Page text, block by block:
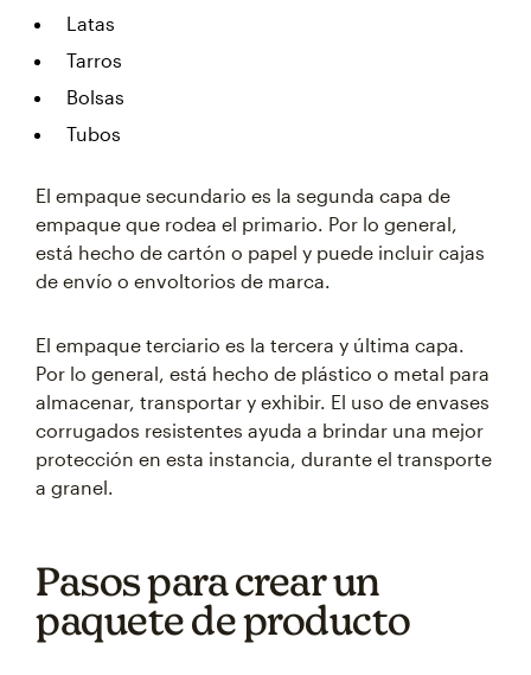
Latas
Tarros
Bolsas
Tubos
El empaque secundario es la segunda capa de
empaque que rodea el primario. Por lo general,
está hecho de cartón o papel y puede incluir cajas
de envío o envoltorios de marca.
El empaque terciario es la tercera y última capa.
Por lo general, está hecho de plástico o metal para
almacenar, transportar y exhibir. El uso de envases
corrugados resistentes ayuda a brindar una mejor
protección en esta instancia, durante el transporte
a granel.
Pasos para crear un
paquete de producto